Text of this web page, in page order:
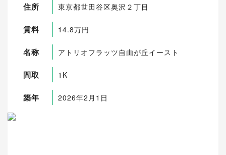
住所 東京都世田谷区奥沢２丁目
賃料 14.8万円
名称 アトリオフラッツ自由が丘イースト
間取 1K
築年 2026年2月1日